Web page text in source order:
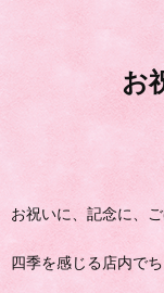
お
お祝いに、記念に、ご
四季を感じる店内でち